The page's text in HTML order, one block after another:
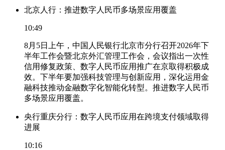
北京人行：推进数字人民币多场景应用覆盖
10:49
8月5日上午，中国人民银行北京市分行召开2026年下
半年工作会暨北京外汇管理工作会，会议指出一次性
信用修复政策、数字人民币应用推广在京取得积极成
效。下半年要加强科技管理与创新应用，深化运用金
融科技推动金融数字化智能化转型。推进数字人民币
多场景应用覆盖。
央行重庆分行：数字人民币应用在跨境支付领域取得
进展
10:16